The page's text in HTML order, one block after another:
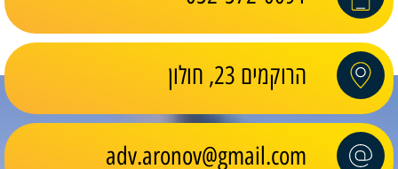
הרוקמים 23, חולון
adv.aronov@gmail.com